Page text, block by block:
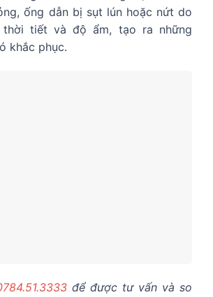
ống dẫn bị sụt lún hoặc nứt do
tiết và độ ẩm, tạo ra những
khắc phục.
để được tư vấn và so